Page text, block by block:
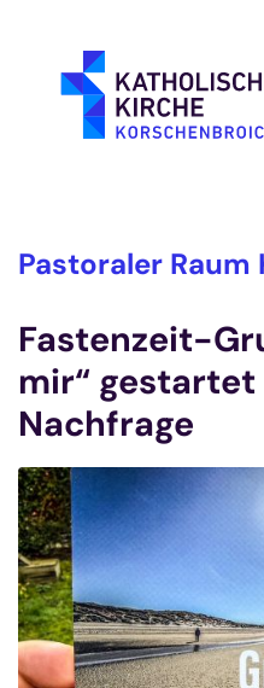
Pastoraler
Fastenzeit-
mir“
Nachfrage